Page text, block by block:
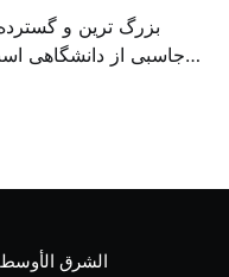
جاسبی از دانشگاهی
جنجال های فراوان
الشرق